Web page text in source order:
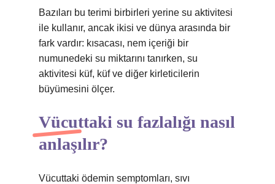
Bazıları bu terimi birbirleri yerine su aktivitesi
ile kullanır, ancak ikisi ve dünya arasında bir
fark vardır: kısacası, nem içeriği bir
numunedeki su miktarını tanırken, su
aktivitesi küf, küf ve diğer kirleticilerin
büyümesini ölçer.
Vücuttaki su fazlalığı nasıl
anlaşılır?
Vücuttaki ödemin semptomları, sıvı